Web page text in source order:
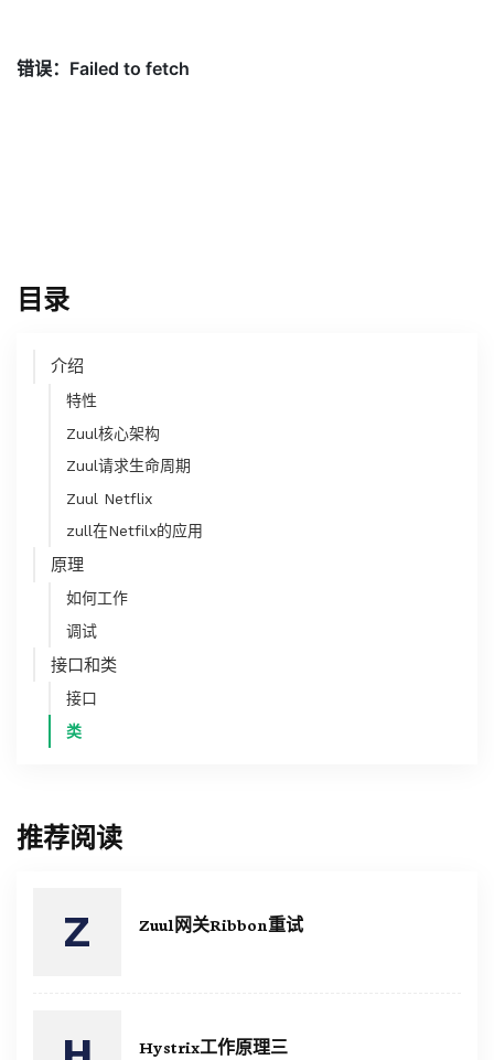
目录
介绍
特性
Zuul核心架构
Zuul请求生命周期
Zuul Netflix
zull在Netfilx的应用
原理
如何工作
调试
接口和类
接口
类
推荐阅读
Zuul网关Ribbon重试
Hystrix工作原理三